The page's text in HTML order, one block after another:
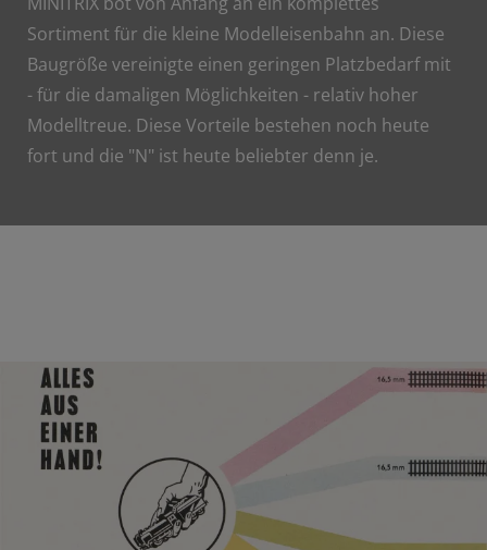
Sortiment für die kleine Modelleisenbahn an. Diese
Baugröße vereinigte einen geringen Platzbedarf mit
- für die damaligen Möglichkeiten - relativ hoher
Modelltreue. Diese Vorteile bestehen noch heute
fort und die "N" ist heute beliebter denn je.